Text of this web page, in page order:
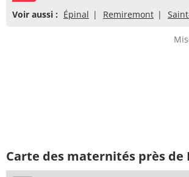
Voir aussi : Épinal Remiremont
Carte des maternités près de